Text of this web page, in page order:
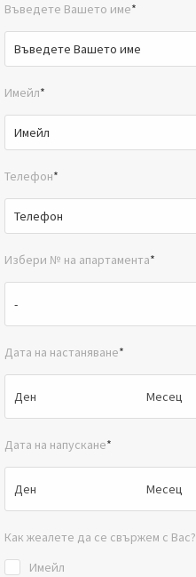
Въведете Вашето име*
Имейл*
Телефон*
Избери № на апартамента*
Дата на настаняване*
Дата на напускане*
Как жеалете да се свържем с Вас?
Имейл